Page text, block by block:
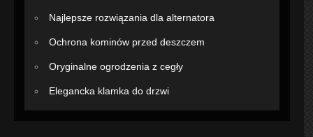
Najlepsze rozwiązania dla alternatora
Ochrona kominów przed deszczem
Oryginalne ogrodzenia z cegły
Elegancka klamka do drzwi